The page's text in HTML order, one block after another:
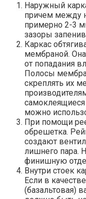
Наружный
причем между
примерно 2-3
зазоры
Каркас
мембраной. Она
от попадания
Полосы
скреплять их
самоклеящиеся
можно
При помощи
обрешетка.
создают
лишнего пара.
финишную
Внутри стоек
Если в
(базальтовая)